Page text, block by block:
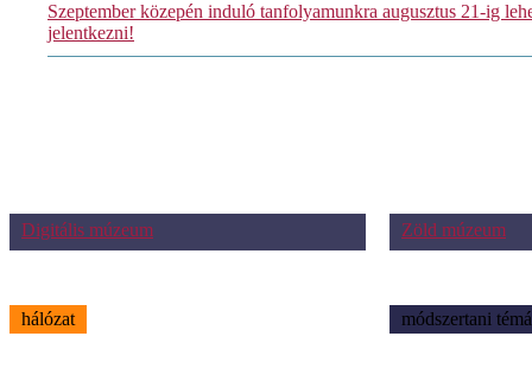
Szeptember közepén induló tanfolyamunkra augusztus 21-ig
jelentkezni!
Digitális múzeum Zöld múzeum
hálózat módszertani